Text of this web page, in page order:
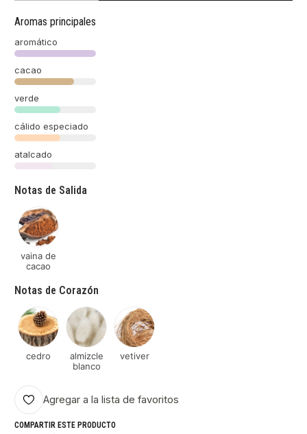
Aromas principales
aromático
cacao
verde
cálido especiado
atalcado
Notas de Salida
vaina de
cacao
Notas de Corazón
cedro
almizcle
blanco
vetiver
Agregar a la lista de favoritos
COMPARTIR ESTE PRODUCTO